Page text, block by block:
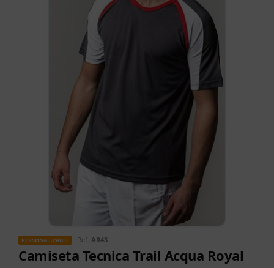
PERSONALIZABLE Ref. AR43
Camiseta Tecnica Trail Acqua Royal